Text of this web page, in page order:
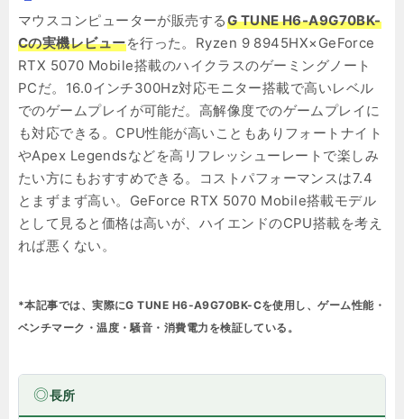
マウスコンピューターが販売するG TUNE H6-A9G70BK-
Cの実機レビューを行った。Ryzen 9 8945HX×GeForce
RTX 5070 Mobile搭載のハイクラスのゲーミングノート
PCだ。16.0インチ300Hz対応モニター搭載で高いレベル
でのゲームプレイが可能だ。高解像度でのゲームプレイに
も対応できる。CPU性能が高いこともありフォートナイト
やApex Legendsなどを高リフレッシューレートで楽しみ
たい方にもおすすめできる。コストパフォーマンスは7.4
とまずまず高い。GeForce RTX 5070 Mobile搭載モデル
として見ると価格は高いが、ハイエンドのCPU搭載を考え
れば悪くない。
*本記事では、実際にG TUNE H6-A9G70BK-Cを使用し、ゲーム性能・
ベンチマーク・温度・騒音・消費電力を検証している。
長所